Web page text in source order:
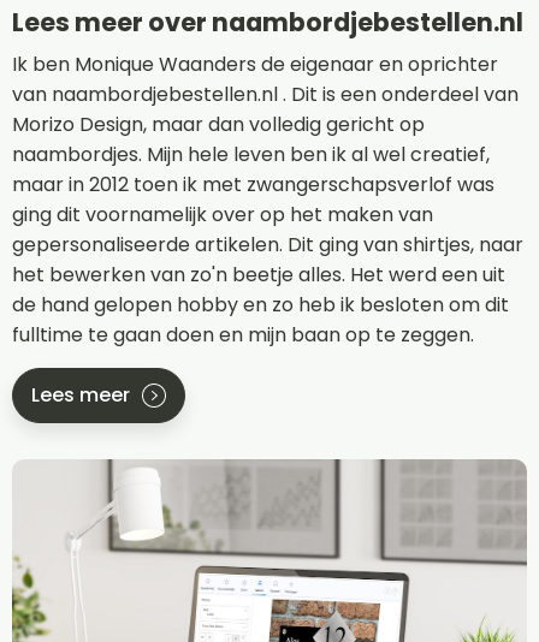
Lees meer over naambordjebestellen.nl
Ik ben Monique Waanders de eigenaar en oprichter
van naambordjebestellen.nl . Dit is een onderdeel van
Morizo Design, maar dan volledig gericht op
naambordjes. Mijn hele leven ben ik al wel creatief,
maar in 2012 toen ik met zwangerschapsverlof was
ging dit voornamelijk over op het maken van
gepersonaliseerde artikelen. Dit ging van shirtjes, naar
het bewerken van zo'n beetje alles. Het werd een uit
de hand gelopen hobby en zo heb ik besloten om dit
fulltime te gaan doen en mijn baan op te zeggen.
Lees meer